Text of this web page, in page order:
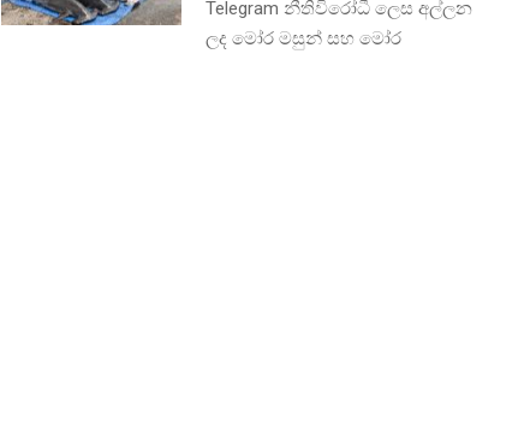
Telegram නීතිවිරෝධී ලෙස අල්ලන
ලද මෝර මසුන් සහ මෝර